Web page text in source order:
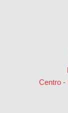
Centro -